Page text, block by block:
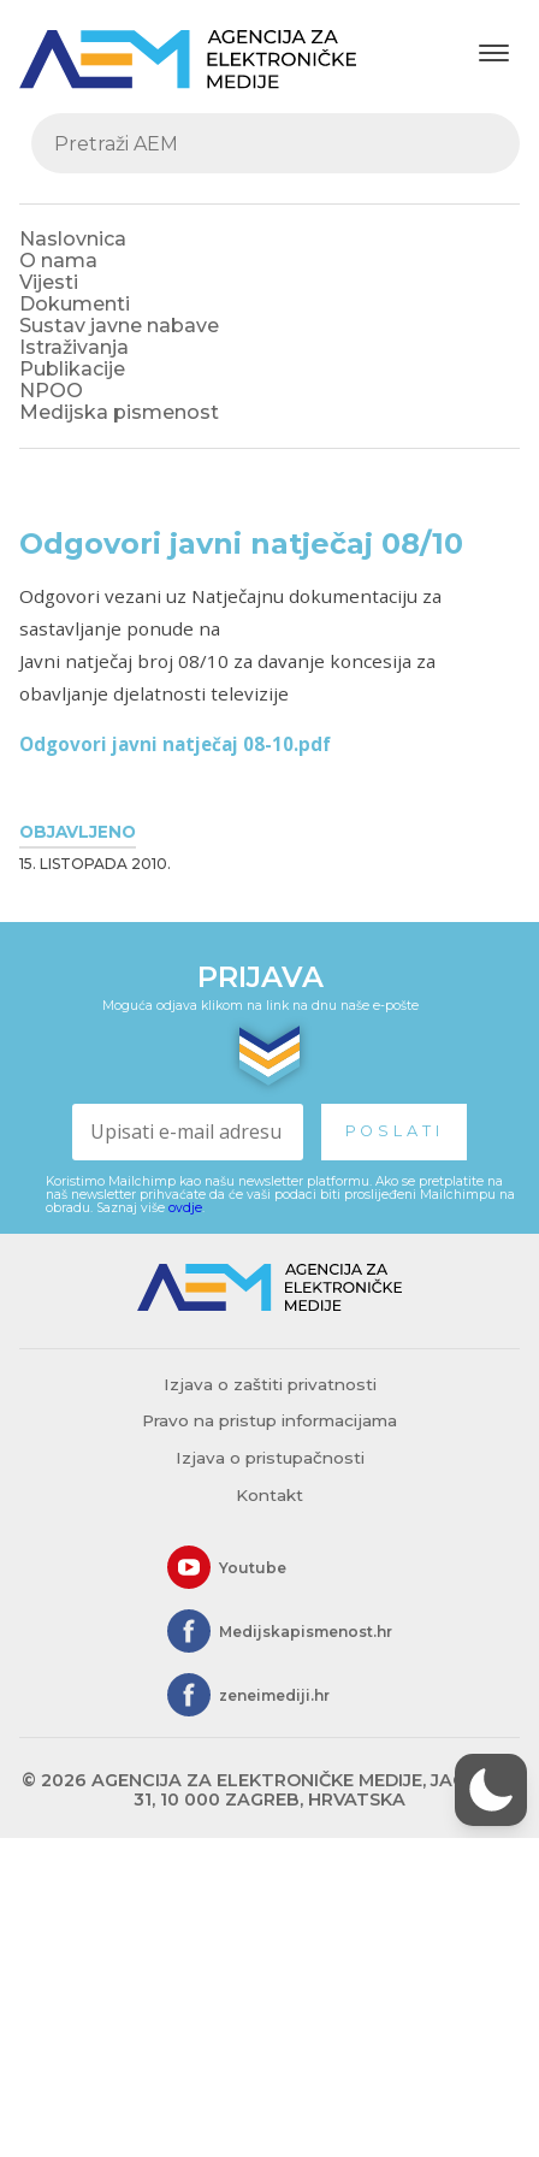
Naslovnica
O nama
Vijesti
Dokumenti
Sustav javne nabave
Istraživanja
Publikacije
NPOO
Medijska pismenost
OBJAVLJENO
15. LISTOPADA 2010.
Odgovori javni natječaj 08/10
Odgovori vezani uz Natječajnu dokumentaciju za
sastavljanje ponude na
Javni natječaj broj 08/10 za davanje koncesija za
obavljanje djelatnosti televizije
Odgovori javni natječaj 08-10.pdf
PRIJAVA
Moguća odjava klikom na link na dnu naše e-pošte
Koristimo Mailchimp kao našu newsletter platformu. Ako se pretplatite na
naš newsletter prihvaćate da će vaši podaci biti proslijeđeni Mailchimpu na
obradu. Saznaj više ovdje.
Izjava o zaštiti privatnosti
Pravo na pristup informacijama
Izjava o pristupačnosti
Kontakt
Youtube
Medijskapismenost.hr
zeneimediji.hr
© 2026 AGENCIJA ZA ELEKTRONIČKE MEDIJE, JAGIĆEVA
31, 10 000 ZAGREB, HRVATSKA